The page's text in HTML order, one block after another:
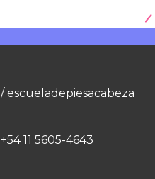
/ escueladepiesacabeza
+54 11 5605-4643